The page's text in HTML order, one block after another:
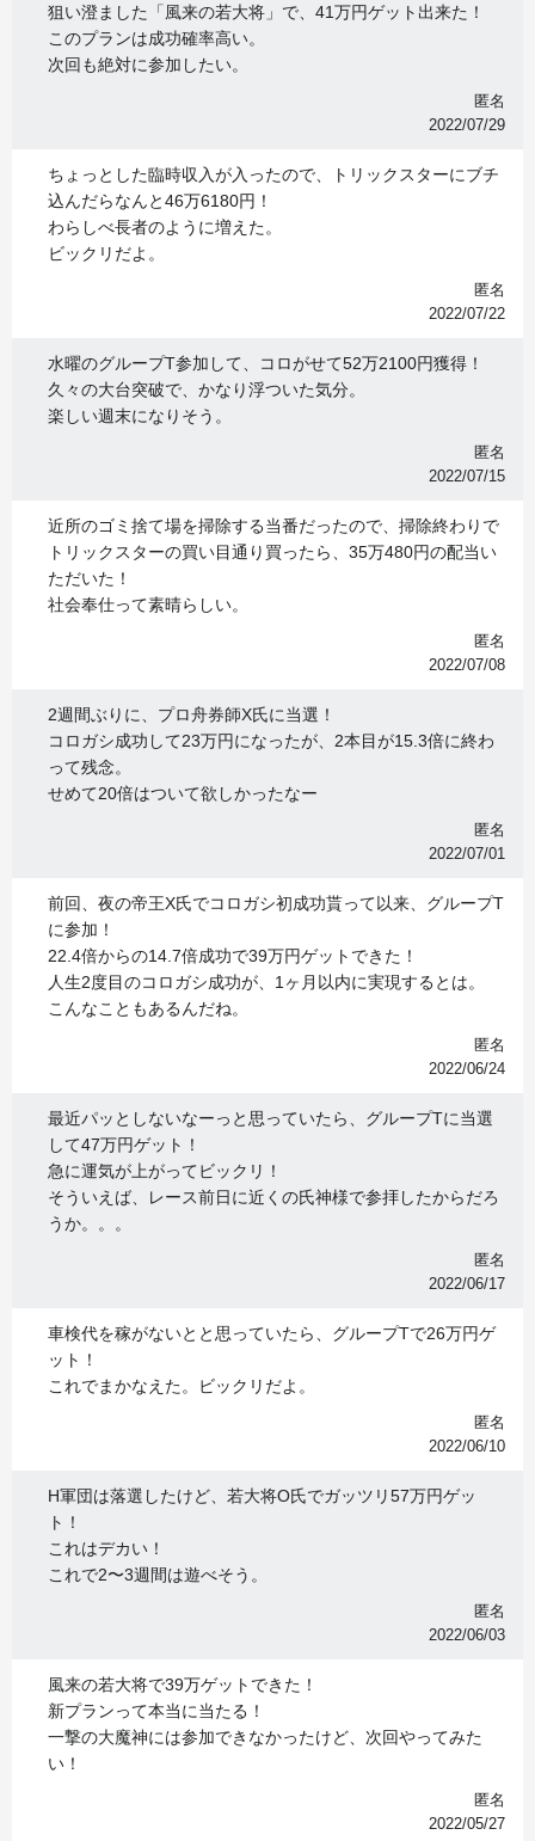
狙い澄ました「風来の若大将」で、41万円ゲット出来た！
このプランは成功確率高い。
次回も絶対に参加したい。
匿名
2022/07/29
ちょっとした臨時収入が入ったので、トリックスターにブチ
込んだらなんと46万6180円！
わらしべ長者のように増えた。
ビックリだよ。
匿名
2022/07/22
水曜のグループT参加して、コロがせて52万2100円獲得！
久々の大台突破で、かなり浮ついた気分。
楽しい週末になりそう。
匿名
2022/07/15
近所のゴミ捨て場を掃除する当番だったので、掃除終わりで
トリックスターの買い目通り買ったら、35万480円の配当い
ただいた！
社会奉仕って素晴らしい。
匿名
2022/07/08
2週間ぶりに、プロ舟券師X氏に当選！
コロガシ成功して23万円になったが、2本目が15.3倍に終わ
って残念。
せめて20倍はついて欲しかったなー
匿名
2022/07/01
前回、夜の帝王X氏でコロガシ初成功貰って以来、グループT
に参加！
22.4倍からの14.7倍成功で39万円ゲットできた！
人生2度目のコロガシ成功が、1ヶ月以内に実現するとは。
こんなこともあるんだね。
匿名
2022/06/24
最近パッとしないなーっと思っていたら、グループTに当選
して47万円ゲット！
急に運気が上がってビックリ！
そういえば、レース前日に近くの氏神様で参拝したからだろ
うか。。。
匿名
2022/06/17
車検代を稼がないとと思っていたら、グループTで26万円ゲ
ット！
これでまかなえた。ビックリだよ。
匿名
2022/06/10
H軍団は落選したけど、若大将O氏でガッツリ57万円ゲッ
ト！
これはデカい！
これで2〜3週間は遊べそう。
匿名
2022/06/03
風来の若大将で39万ゲットできた！
新プランって本当に当たる！
一撃の大魔神には参加できなかったけど、次回やってみた
い！
匿名
2022/05/27